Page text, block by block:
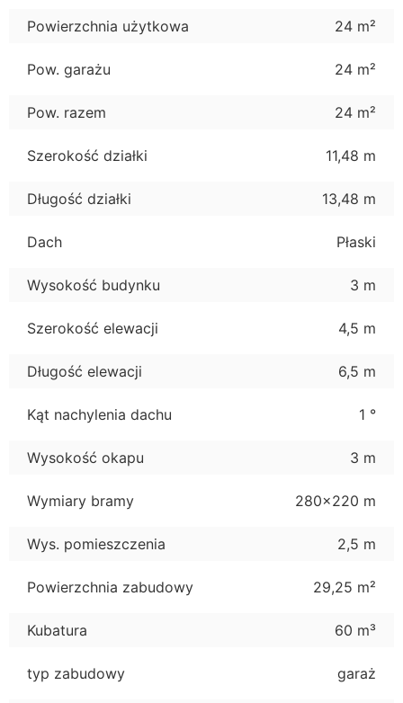
Powierzchnia użytkowa 24 m²
Pow. garażu 24 m²
Pow. razem 24 m²
Szerokość działki 11,48 m
Długość działki 13,48 m
Dach Płaski
Wysokość budynku 3 m
Szerokość elewacji 4,5 m
Długość elewacji 6,5 m
Kąt nachylenia dachu 1 °
Wysokość okapu 3 m
Wymiary bramy 280x220 m
Wys. pomieszczenia 2,5 m
Powierzchnia zabudowy 29,25 m²
Kubatura 60 m³
typ zabudowy garaż